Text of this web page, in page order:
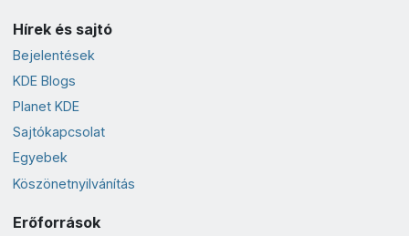
Hírek és sajtó
Bejelentések
KDE Blogs
Planet KDE
Sajtókapcsolat
Egyebek
Köszönetnyilvánítás
Erőforrások